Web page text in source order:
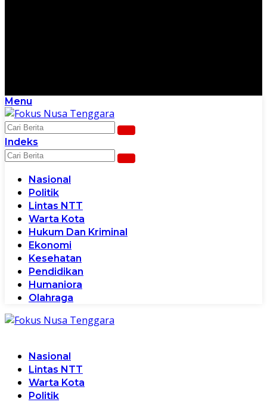
Menu
Indeks
Nasional
Politik
Lintas NTT
Warta Kota
Hukum Dan Kriminal
Ekonomi
Kesehatan
Pendidikan
Humaniora
Olahraga
Nasional
Lintas NTT
Warta Kota
Politik